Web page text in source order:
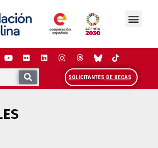
SOLICITANTES DE BECAS